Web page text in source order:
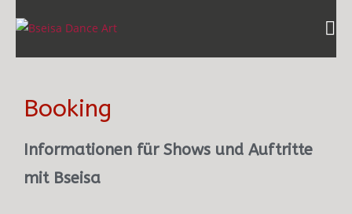
Booking
Informationen für Shows und Auftritte
mit Bseisa